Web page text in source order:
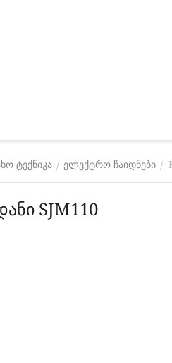
ტექნიკა / ელექტრო ჩაიდნები /
SJM110